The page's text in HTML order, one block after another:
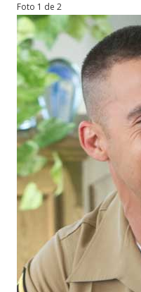
Foto 1 de 2